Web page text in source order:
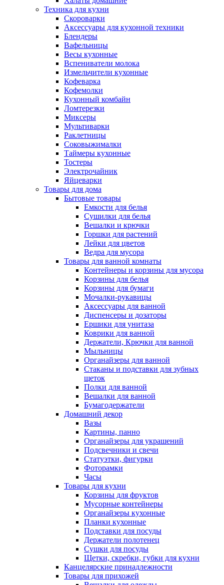
Техника для кухни
Скороварки
Аксессуары для кухонной техники
Блендеры
Вафельницы
Весы кухонные
Вспениватели молока
Измельчители кухонные
Кофеварка
Кофемолки
Кухонный комбайн
Ломтерезки
Миксеры
Мультиварки
Раклетницы
Соковыжималки
Таймеры кухонные
Тостеры
Электрочайник
Яйцеварки
Товары для дома
Бытовые товары
Емкости для белья
Сушилки для белья
Вешалки и крючки
Горшки для растений
Лейки для цветов
Ведра для мусора
Товары для ванной комнаты
Контейнеры и корзины для мусора
Корзины для белья
Корзины для бумаги
Мочалки-рукавицы
Аксессуары для ванной
Диспенсеры и дозаторы
Ершики для унитаза
Коврики для ванной
Держатели, Крючки для ванной
Мыльницы
Органайзеры для ванной
Стаканы и подставки для зубных
щеток
Полки для ванной
Вешалки для ванной
Бумагодержатели
Домашний декор
Вазы
Картины, панно
Органайзеры для украшений
Подсвечники и свечи
Статуэтки, фигурки
Фоторамки
Часы
Товары для кухни
Корзины для фруктов
Мусорные контейнеры
Органайзеры кухонные
Планки кухонные
Подставки для посуды
Держатели полотенец
Сушки для посуды
Щетки, скребки, губки для кухни
Канцелярские принадлежности
Товары для прихожей